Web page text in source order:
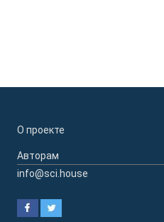
О проекте
Авторам
info@sci.house